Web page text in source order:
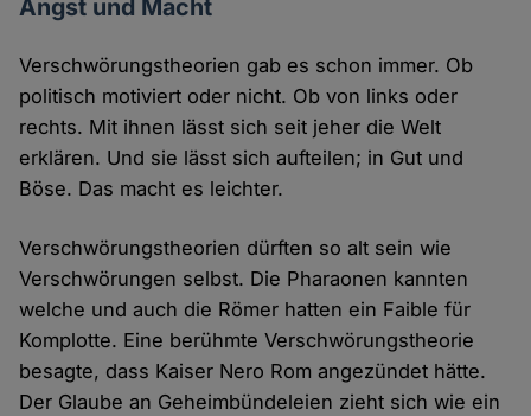
Angst und Macht
Verschwörungstheorien gab es schon immer. Ob
politisch motiviert oder nicht. Ob von links oder
rechts. Mit ihnen lässt sich seit jeher die Welt
erklären. Und sie lässt sich aufteilen; in Gut und
Böse. Das macht es leichter.
Verschwörungstheorien dürften so alt sein wie
Verschwörungen selbst. Die Pharaonen kannten
welche und auch die Römer hatten ein Faible für
Komplotte. Eine berühmte Verschwörungstheorie
besagte, dass Kaiser Nero Rom angezündet hätte.
Der Glaube an Geheimbündeleien zieht sich wie ein